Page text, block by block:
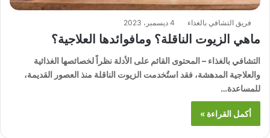
فريق التشافي بالغذاء 4 ديسمبر، 2023
ماهي الزيوت الناقلة؟ ومافوائدها العلاجية؟
التشافي بالغذاء – المحتوى القائم على الأدلة نظراً لخصائصها الغذائية
والعلاجية المدهشة، فقد استُخدمت الزيوت الناقلة منذ العصور القديمة،
للمساعدة…
أكمل القراءة »